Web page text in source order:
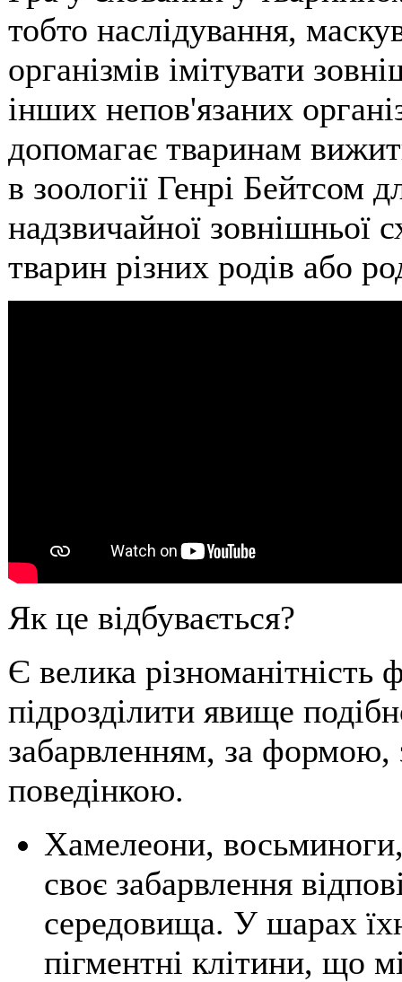
тобто наслідування,
організмів імітувати
інших непов'язаних
допомагає тваринам
в зоології Генрі Бейтсом
надзвичайної зовнішньої
тварин різних родів або
Як це відбувається?
Є велика
підрозділити явище
забарвленням, за формою,
поведінкою.
Хамелеони, восьминоги,
своє забарвлення
середовища. У шарах
пігментні клітини, що